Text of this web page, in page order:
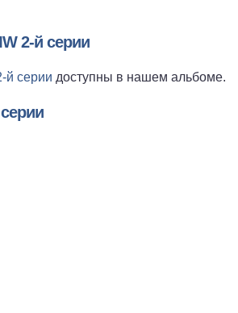
2-й серии
й серии доступны в нашем альбоме.